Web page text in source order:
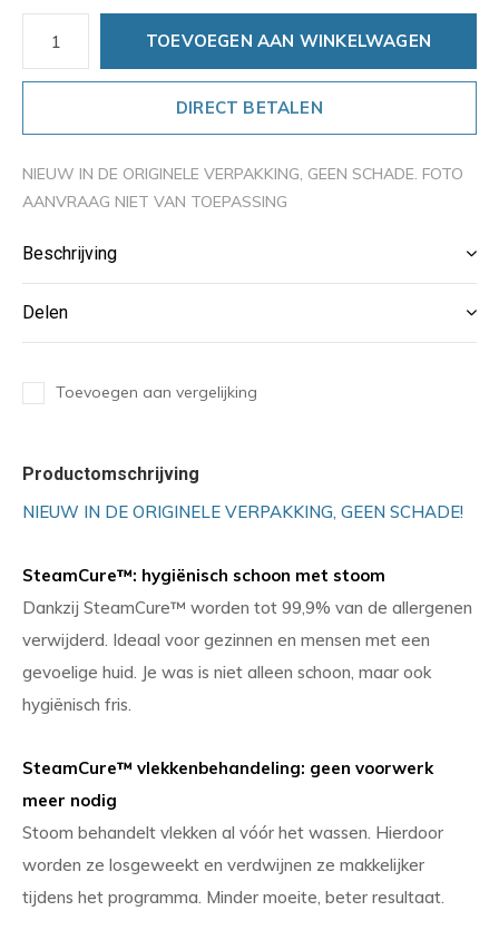
TOEVOEGEN AAN WINKELWAGEN
DIRECT BETALEN
NIEUW IN DE ORIGINELE VERPAKKING, GEEN SCHADE. FOTO
AANVRAAG NIET VAN TOEPASSING
Beschrijving
Delen
Toevoegen aan vergelijking
Productomschrijving
NIEUW IN DE ORIGINELE VERPAKKING, GEEN SCHADE!
SteamCure™: hygiënisch schoon met stoom
Dankzij SteamCure™ worden tot 99,9% van de allergenen
verwijderd. Ideaal voor gezinnen en mensen met een
gevoelige huid. Je was is niet alleen schoon, maar ook
hygiënisch fris.
SteamCure™ vlekkenbehandeling: geen voorwerk
meer nodig
Stoom behandelt vlekken al vóór het wassen. Hierdoor
worden ze losgeweekt en verdwijnen ze makkelijker
tijdens het programma. Minder moeite, beter resultaat.